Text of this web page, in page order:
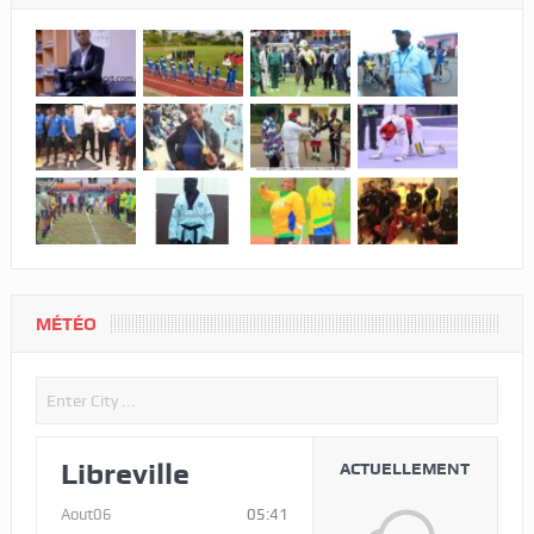
MÉTÉO
Libreville
Aout06 05:41
ACTUELLEMENT